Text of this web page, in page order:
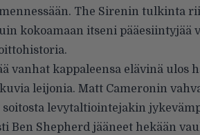
The Sirenin tulkinta
kokoamaan itseni pääesiintyjää
vanhat kappaleensa elävinä ulos
leijonia. Matt Cameronin
levytaltiointejakin
Ben Shepherd jääneet hekään